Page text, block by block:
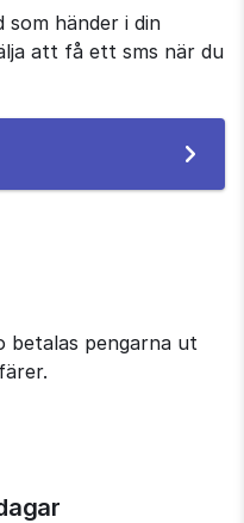
som händer i din
att få ett sms när du
betalas pengarna ut